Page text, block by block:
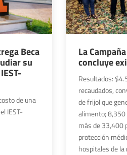
Beca
su
de una
IEST-
La
concluye
Resultados:
recaudados,
de frijol que
alimento; 8,350
más de 33,400
protección
hospitales de la